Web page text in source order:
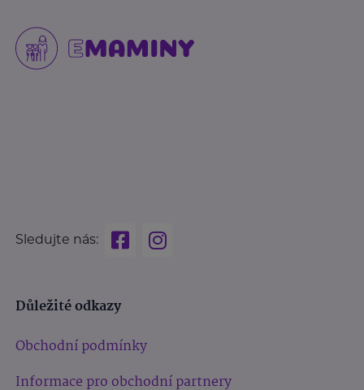
Sledujte nás:
Důležité odkazy
Obchodní podmínky
Informace pro obchodní partnery